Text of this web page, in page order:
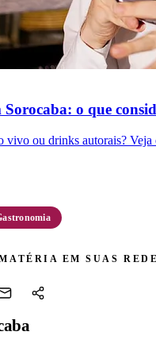
Sorocaba: o que
vivo ou drinks autorais?
EM SUAS